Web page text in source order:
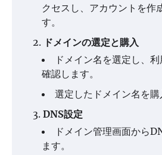
クセスし、アカウントを作
す。
ドメインの選定と購入
ドメイン名を選定し、
確認します。
選定したドメイン名を購
DNS設定
ドメイン管理画面から
ます。